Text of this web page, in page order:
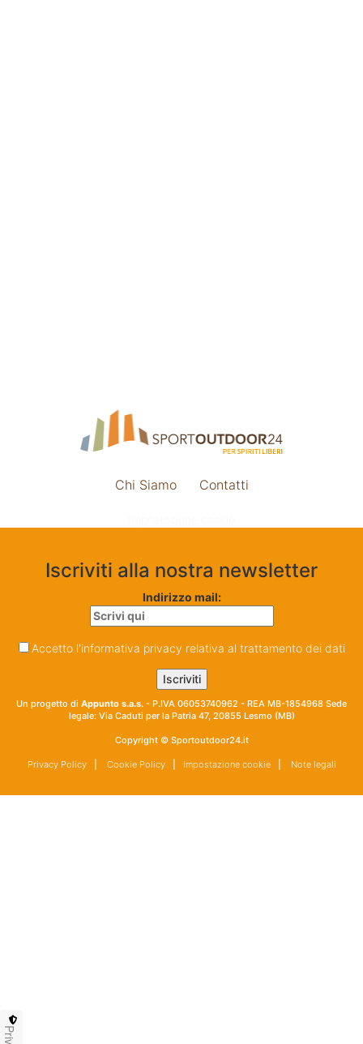
Chi Siamo Contatti
Iscriviti alla nostra newsletter
Indirizzo mail:
Accetto l'informativa privacy relativa al trattamento dei dati
Un progetto di Appunto s.a.s. - P.IVA 06053740962 - REA MB-1854968 Sede
legale: Via Caduti per la Patria 47, 20855 Lesmo (MB)
Copyright © Sportoutdoor24.it
Privacy Policy| Cookie Policy| Impostazione cookie| Note legali